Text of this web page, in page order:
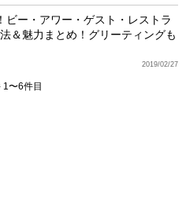
ビー・アワー・ゲスト・レストラ
＆魅力まとめ！グリーティングも
2019/02/27
1〜6件目